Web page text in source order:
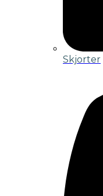
Skjorter